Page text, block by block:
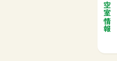
空室情報